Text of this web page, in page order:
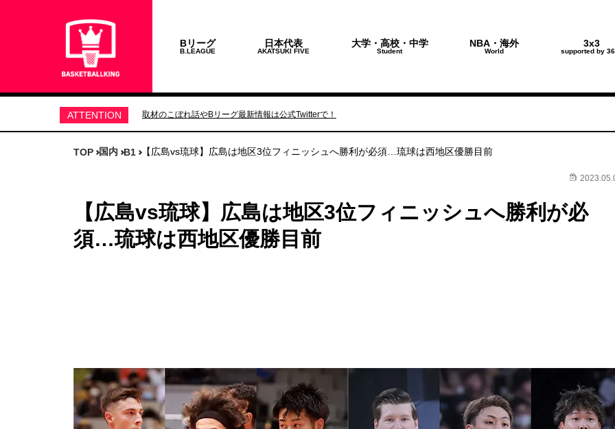
Bリーグ
B.LEAGUE
日本代表
AKATSUKI FIVE
大学・高校・中学
Student
NBA・海外
World
3x3
supported by
ATTENTION 取材のこぼれ話やBリーグ最新情報は公式Twitterで！
TOP 国内 B1 【広島vs琉球】広島は地区3位フィニッシュへ勝利が必須…琉球は西地区優勝目前
【広島vs琉球】広島は地区3位フィニッシュへ勝利が必
須…琉球は西地区優勝目前